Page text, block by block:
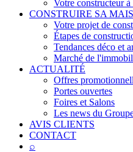
Votre constructeur
CONSTRUIRE SA
Votre projet de
Étapes de
Tendances déco et
Marché de
ACTUALITÉ
Offres
Portes ouvertes
Foires et Salons
Les news du
AVIS CLIENTS
CONTACT
⌕